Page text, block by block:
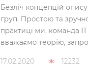
Безліч концепцій
груп. Простою та
практиці ми, команда
вважаємо теорію,
17.02.2020 12232